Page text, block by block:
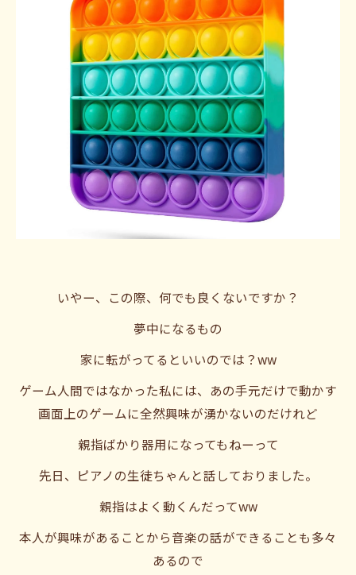
いやー、この際、何でも良くないですか？
夢中になるもの
家に転がってるといいのでは？ww
ゲーム人間ではなかった私には、あの手元だけで動かす
画面上のゲームに全然興味が湧かないのだけれど
親指ばかり器用になってもねーって
先日、ピアノの生徒ちゃんと話しておりました。
親指はよく動くんだってww
本人が興味があることから音楽の話ができることも多々
あるので